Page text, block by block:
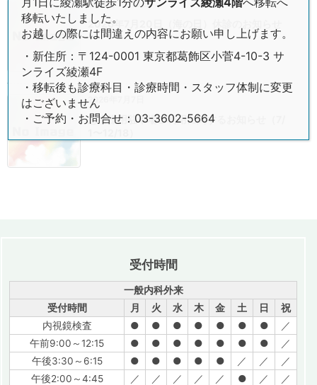
2026年7月13日
2026年7月20日（海の日）休診のお知らせ
2026年7月7日
患者様用駐車場ご利用に関するお知らせ（7/
受付時間
一般内科外来
受付時間
月 火 水 木 金 土 日
祝
内視鏡検査
● ● ● ● ● ● ●
／
午前9:00～12:15
● ● ● ● ● ● ●
／
午後3:30～6:15
● ● ● ● ● ／ ／
／
午後2:00～4:45
／ ／ ／ ／ ／ ● ／
／
移転いたしました。
お越しの際には間違えの内容にお願い申し上げます。
・新住所：〒124-0001 東京都葛飾区小菅4-10-3 サ
ンライズ綾瀬4F
・移転後も診療科目・診療時間・スタッフ体制に変更
はございません
・ご予約・お問合せ：03-3602-5664